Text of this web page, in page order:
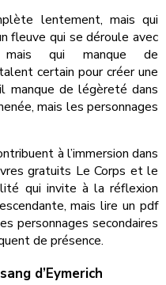
lentement, mais qui
fleuve qui se déroule avec
mais qui manque de
certain pour créer une
manque de légèreté dans
mais les personnages
à l’immersion dans
gratuits Le Corps et le
qui invite à la réflexion
mais lire un pdf
personnages secondaires
de présence.
d’Eymerich